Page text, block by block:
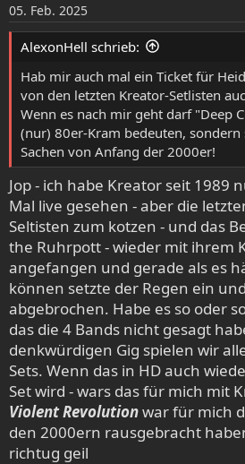
n
e
n
05. Feb. 2025
AlexonHell schrieb:
Hab mir auch mal ein Ticket für
von den letzten Kreator-Setlisten
Wenn es nach mir geht darf "Deep
(nur) 80er-Kram bedeuten, sondern
Sachen von Anfang der 2000er!
Jop - ich habe Kreator seit 1989
Mal live gesehen - aber die
Seltisten zum kotzen - und das
the Ruhrpott - wieder mit ihrem
angefangen und gerade als es
können setzte der Regen ein
abgebrochen. Habe es so oder
das die 4 Bands nicht gesagt
denkwürdigen Gig spielen wir
Sets. Wenn das in HD auch
Set wird - wars das für mich mit
Violent Revolutionwar für mich
den 2000ern rausgebracht
richtug geil